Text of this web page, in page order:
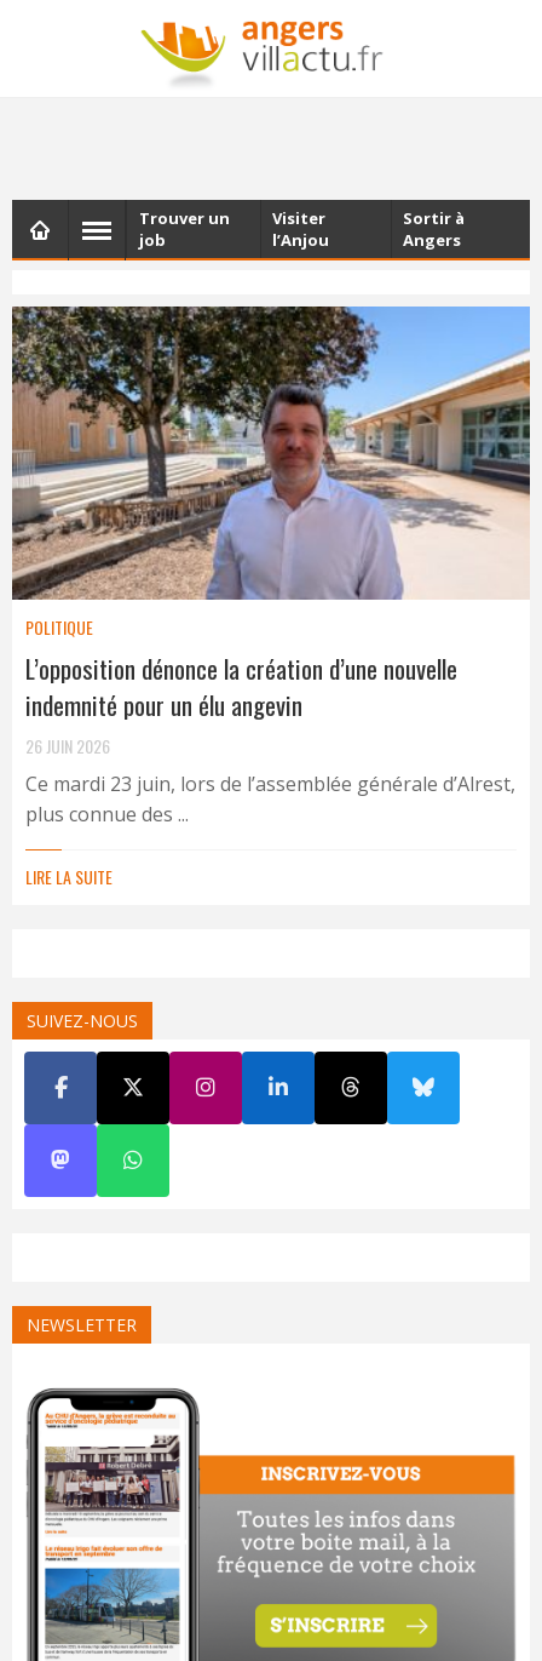
NEWSLETTER
Les dernières actualités d'Angers, chaque vendredi dans
Trouver un
job
Visiter
l’Anjou
Sortir à
Angers
POLITIQUE
L’opposition dénonce la création d’une nouvelle
indemnité pour un élu angevin
26 JUIN 2026
Ce mardi 23 juin, lors de l’assemblée générale d’Alrest,
plus connue des ...
LIRE LA SUITE
SUIVEZ-NOUS
NEWSLETTER